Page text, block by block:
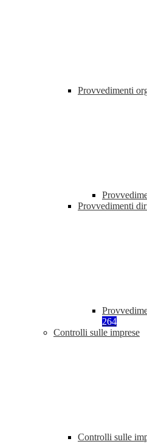
Provvedimenti
Provvedimenti
264
Controlli sulle imprese
Controlli sulle